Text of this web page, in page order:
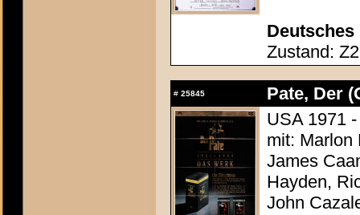
Deutsches
Zustand:
# 25845
Pate, Der
USA 1971
mit: Marlon
James
Hayden,
John